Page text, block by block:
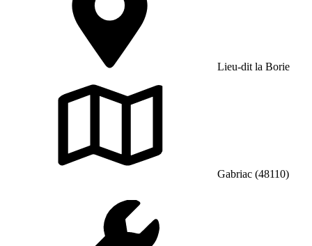
Lieu-dit la Borie
Gabriac (48110)